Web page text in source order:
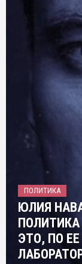
ПОЛИТИКА
ЮЛИЯ
ЭТО, ПО